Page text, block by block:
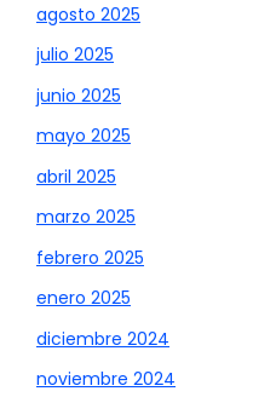
agosto 2025
julio 2025
junio 2025
mayo 2025
abril 2025
marzo 2025
febrero 2025
enero 2025
diciembre 2024
noviembre 2024